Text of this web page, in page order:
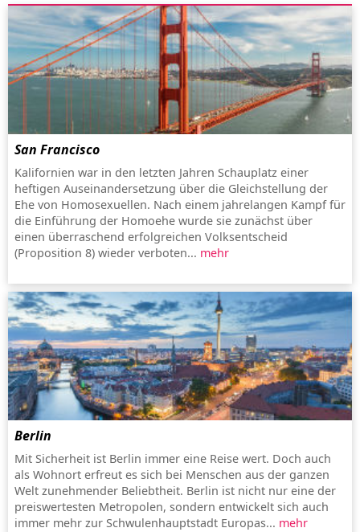
San Francisco
Kalifornien war in den letzten Jahren Schauplatz einer
heftigen Auseinandersetzung über die Gleichstellung der
Ehe von Homosexuellen. Nach einem jahrelangen Kampf für
die Einführung der Homoehe wurde sie zunächst über
einen überraschend erfolgreichen Volksentscheid
(Proposition 8) wieder verboten... mehr
Berlin
Mit Sicherheit ist Berlin immer eine Reise wert. Doch auch
als Wohnort erfreut es sich bei Menschen aus der ganzen
Welt zunehmender Beliebtheit. Berlin ist nicht nur eine der
preiswertesten Metropolen, sondern entwickelt sich auch
immer mehr zur Schwulenhauptstadt Europas... mehr